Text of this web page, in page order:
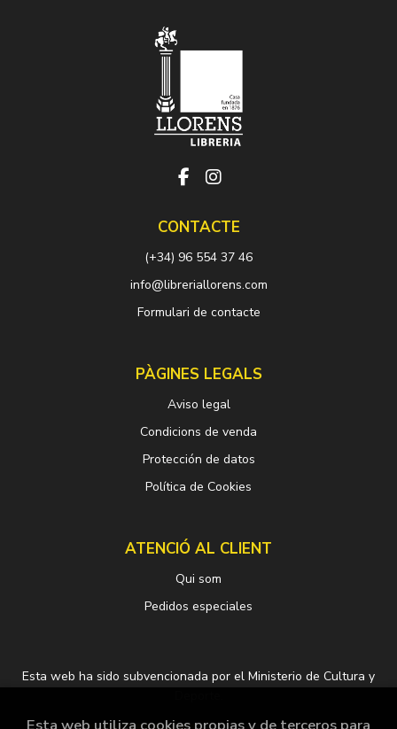
CONTACTE
(+34) 96 554 37 46
info@libreriallorens.com
Formulari de contacte
PÀGINES LEGALS
Aviso legal
Condicions de venda
Protección de datos
Política de Cookies
ATENCIÓ AL CLIENT
Qui som
Pedidos especiales
Esta web ha sido subvencionada por el Ministerio de Cultura y